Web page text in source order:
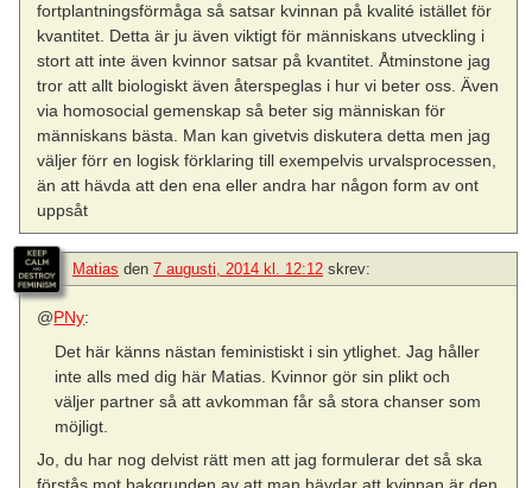
fortplantningsförmåga så satsar kvinnan på kvalité istället för
kvantitet. Detta är ju även viktigt för människans utveckling i
stort att inte även kvinnor satsar på kvantitet. Åtminstone jag
tror att allt biologiskt även återspeglas i hur vi beter oss. Även
via homosocial gemenskap så beter sig människan för
människans bästa. Man kan givetvis diskutera detta men jag
väljer förr en logisk förklaring till exempelvis urvalsprocessen,
än att hävda att den ena eller andra har någon form av ont
uppsåt
Matias den 7 augusti, 2014 kl. 12:12 skrev:
@PNy:
Det här känns nästan feministiskt i sin ytlighet. Jag håller
inte alls med dig här Matias. Kvinnor gör sin plikt och
väljer partner så att avkomman får så stora chanser som
möjligt.
Jo, du har nog delvist rätt men att jag formulerar det så ska
förstås mot bakgrunden av att man hävdar att kvinnan är den